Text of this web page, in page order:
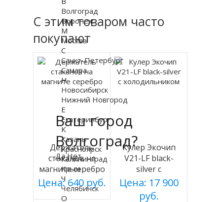
С этим товаром часто
покупают
Держатель
стаканов на
магните серебро
Цена: 640 руб.
Кулер Экочип
V21-LF black-
silver с
холодильником
Цена: 17 900
руб.
Ваш город
Волгоград?
Да Нет
Волгоград
Воронеж
М
Москва
С
Санкт-Петербург
Самара
Н
Новосибирск
Нижний Новгород
Е
Екатеринбург
К
Казань
Красноярск
Калининград
Крым
Ч
Челябинск
О